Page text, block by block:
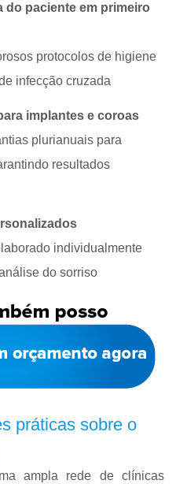
do paciente em primeiro
protocolos de higiene
infecção cruzada
implantes e coroas
plurianuais para
resultados
individualmente
do sorriso
práticas sobre o
ampla rede de clínicas